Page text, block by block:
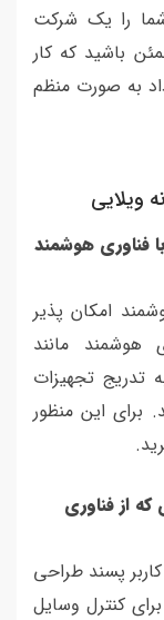
را یک شرکت
باشید که کار
به صورت منظم
ویلایی
فناوری هوشمند
امکان پذیر
هوشمند مانند
تدریج تجهیزات
برای این منظور
از فناوری
پسند طراحی
کنترل وسایل